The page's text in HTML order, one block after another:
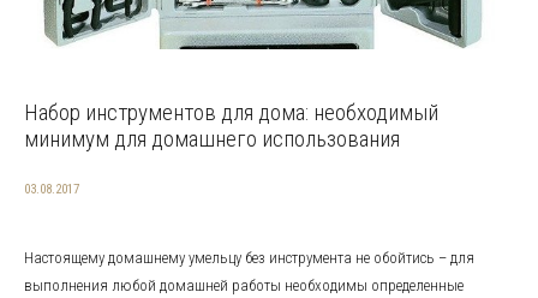
Набор инструментов для дома: необходимый
минимум для домашнего использования
03.08.2017
Настоящему домашнему умельцу без инструмента не обойтись – для
выполнения любой домашней работы необходимы определенные